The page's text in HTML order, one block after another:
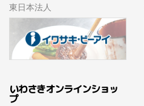
東日本法人
いわさきオンラインショッ
プ